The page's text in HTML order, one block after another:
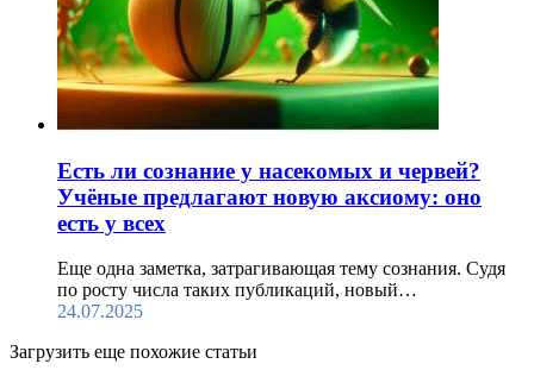
Есть ли сознание у насекомых и червей?
Учёные предлагают новую аксиому: оно
есть у всех
Еще одна заметка, затрагивающая тему сознания. Судя
по росту числа таких публикаций, новый…
24.07.2025
Загрузить еще похожие статьи